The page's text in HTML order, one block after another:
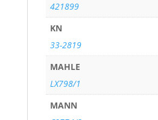
421899
KN
33-2819
MAHLE
LX798/1
MANN